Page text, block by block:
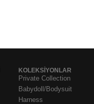
KOLEKSIYONLAR
Private Collection
Babydoll/Bodysuit
Harness